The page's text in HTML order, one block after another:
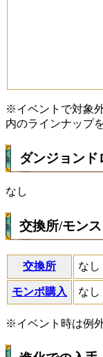
※イベントで対象
内のラインナップ
ダンジョンド
なし
交換所/モン
交換所 なし
モンポ購入 なし
※イベント時は例